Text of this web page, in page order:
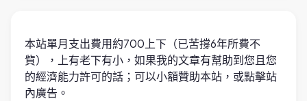
本站單月支出費用約700上下（已苦撐6年所費不
貲），上有老下有小，如果我的文章有幫助到您且您
的經濟能力許可的話；可以小額贊助本站，或點擊站
內廣告。